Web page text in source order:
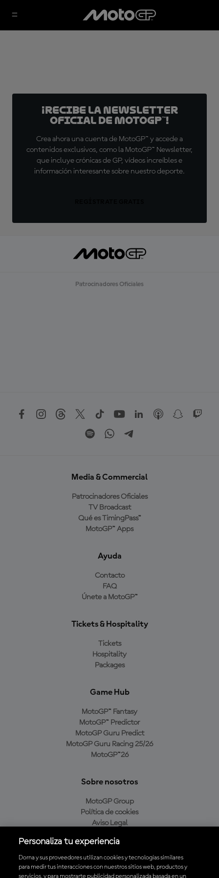
¡Recibe la Newsletter
oficial de MotoGP™!
Crea ahora una cuenta de MotoGP™ y accede a
contenidos exclusivos, como la MotoGP™ Newsletter,
que incluye crónicas de GP, vídeos increíbles e
información interesante sobre nuestro deporte.
Patrocinadores Oficiales
Media & Commercial
Patrocinadores Oficiales
TV Broadcast
Qué es TimingPass™
MotoGP™ Apps
Ayuda
Contacto
FAQ
Únete a MotoGP™
Tickets & Hospitality
Tickets
Hospitality
Packages
Game Hub
MotoGP™ Fantasy
MotoGP™ Predictor
MotoGP Guru Predict
MotoGP Guru Racing 25/26
MotoGP™26
Sobre nosotros
MotoGP Group
Política de cookies
Aviso Legal
Política de compra
Personaliza tu experiencia
Dorna y sus proveedores utilizan cookies y tecnologías similares
para medir tus interacciones con nuestros sitios web, productos y
servicios, y para mostrarte publicidad personalizada basada en un